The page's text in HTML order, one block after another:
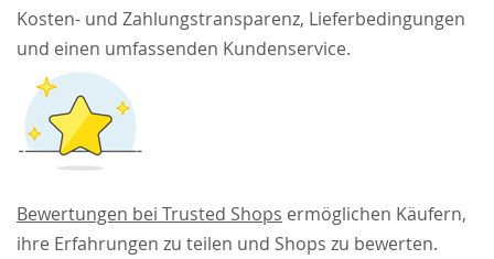
Kosten- und Zahlungstransparenz, Lieferbedingungen
und einen umfassenden Kundenservice.
Bewertungen bei Trusted Shops ermöglichen Käufern,
ihre Erfahrungen zu teilen und Shops zu bewerten.